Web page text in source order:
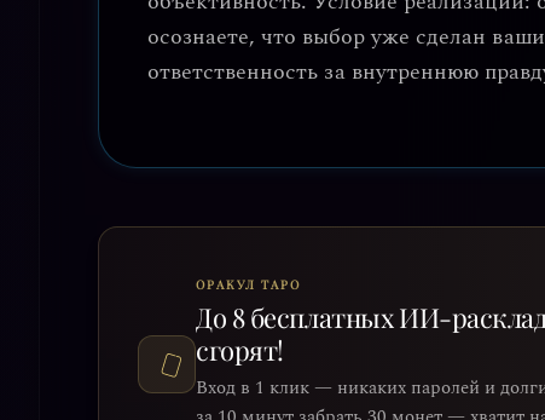
осознаете, что выбор уже сделан
ответственность за внутреннюю
ОРАКУЛ ТАРО
До 8 бесплатных ИИ-
сгорят!
Вход в 1 клик — никаких паролей и